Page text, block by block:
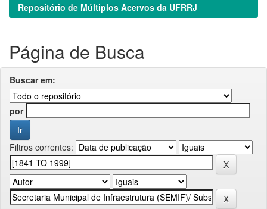
Repositório de Múltiplos Acervos da UFRRJ
Página de Busca
Buscar em:
por
Filtros correntes: